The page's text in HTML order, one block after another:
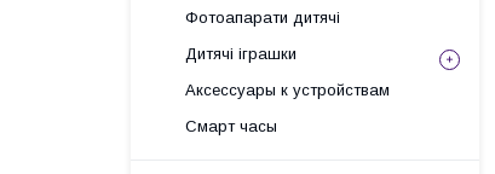
Фотоапарати дитячі
Дитячі іграшки
Аксессуары к устройствам
Смарт часы